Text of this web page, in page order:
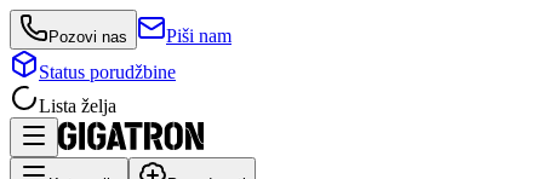
Pozovi nas
Piši nam
Status porudžbine
Lista želja